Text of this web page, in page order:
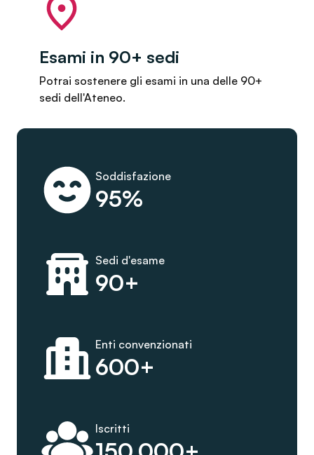
Esami in 90+ sedi
Potrai sostenere gli esami in una delle 90+
sedi dell'Ateneo.
95%
Soddisfazione
90+
Sedi d'esame
600+
Enti convenzionati
Iscritti